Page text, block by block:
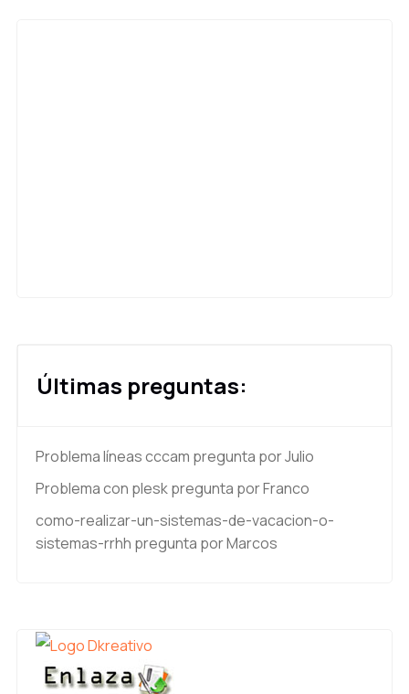
Últimas preguntas:
Problema líneas cccam pregunta por Julio
Problema con pleskpregunta por Franco
como-realizar-un-sistemas-de-vacacion-o-
sistemas-rrhh pregunta por Marcos